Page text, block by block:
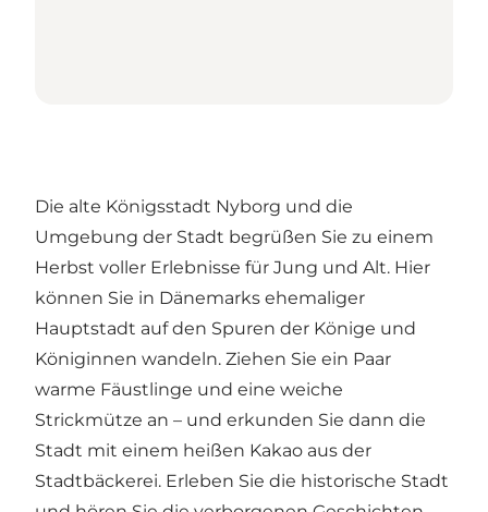
Die alte Königsstadt Nyborg und die
Umgebung der Stadt begrüßen Sie zu einem
Herbst voller Erlebnisse für Jung und Alt. Hier
können Sie in Dänemarks ehemaliger
Hauptstadt auf den Spuren der Könige und
Königinnen wandeln. Ziehen Sie ein Paar
warme Fäustlinge und eine weiche
Strickmütze an – und erkunden Sie dann die
Stadt mit einem heißen Kakao aus der
Stadtbäckerei. Erleben Sie die historische Stadt